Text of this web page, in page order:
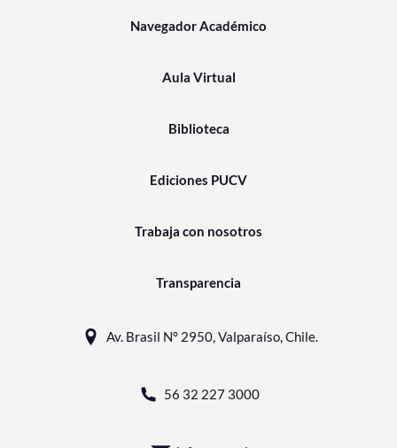
Navegador Académico
Aula Virtual
Biblioteca
Ediciones PUCV
Trabaja con nosotros
Transparencia
Av. Brasil N° 2950, Valparaíso, Chile.
56 32 227 3000